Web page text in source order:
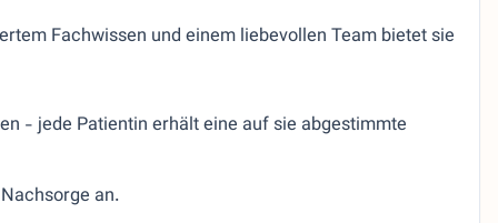
Fachwissen und einem liebevollen Team bietet sie
- jede Patientin erhält eine auf sie abgestimmte
an.